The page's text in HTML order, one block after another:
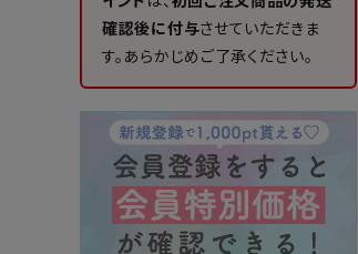
確認後に付与させていただきま
す。あらかじめご了承ください。